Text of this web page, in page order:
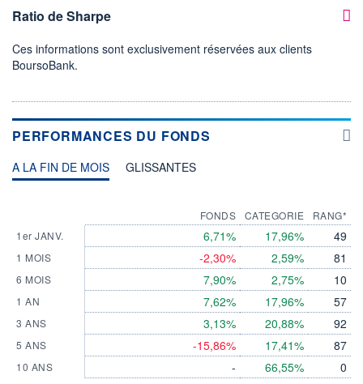
Ratio de Sharpe
Ces informations sont exclusivement réservées aux clients
BoursoBank.
PERFORMANCES DU FONDS
A LA FIN DE MOIS GLISSANTES
1er JANV.
1 MOIS
6 MOIS
1 AN
3 ANS
5 ANS
10 ANS
FONDS
6,71%
-2,30%
7,90%
7,62%
3,13%
-15,86%
-
CATEGORIE
17,96%
2,59%
2,75%
17,96%
20,88%
17,41%
66,55%
RANG*
49
81
10
57
92
87
0